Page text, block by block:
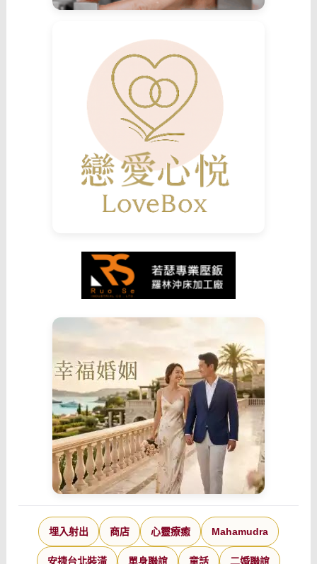
埋入射出 商店 心靈療癒 Mahamudra
安捷台北裝潢 單身聯誼 童話 二婚聯誼